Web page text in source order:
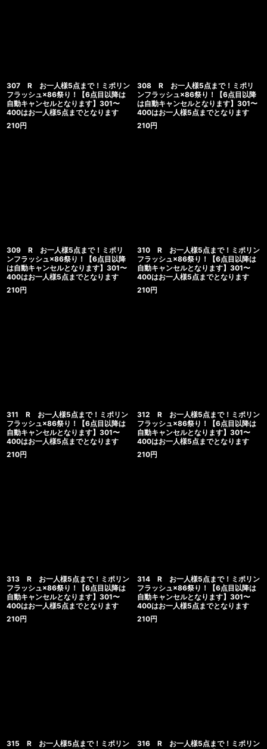
307 R お一人様5点まで！ミポリン
フラッシュ×86祭り！【6点目以降は
自動キャンセルとなります】301〜
400はお一人様5点までとなります
210円
308 R お一人様5点まで！ミポリ
ンフラッシュ×86祭り！【6点目以降
は自動キャンセルとなります】301〜
400はお一人様5点までとなります
210円
309 R お一人様5点まで！ミポリ
ンフラッシュ×86祭り！【6点目以降
は自動キャンセルとなります】301〜
400はお一人様5点までとなります
210円
310 R お一人様5点まで！ミポリン
フラッシュ×86祭り！【6点目以降は
自動キャンセルとなります】301〜
400はお一人様5点までとなります
210円
311 R お一人様5点まで！ミポリン
フラッシュ×86祭り！【6点目以降は
自動キャンセルとなります】301〜
400はお一人様5点までとなります
210円
312 R お一人様5点まで！ミポリン
フラッシュ×86祭り！【6点目以降は
自動キャンセルとなります】301〜
400はお一人様5点までとなります
210円
313 R お一人様5点まで！ミポリン
フラッシュ×86祭り！【6点目以降は
自動キャンセルとなります】301〜
400はお一人様5点までとなります
210円
314 R お一人様5点まで！ミポリン
フラッシュ×86祭り！【6点目以降は
自動キャンセルとなります】301〜
400はお一人様5点までとなります
210円
315 R お一人様5点まで！ミポリン
316 R お一人様5点まで！ミポリン